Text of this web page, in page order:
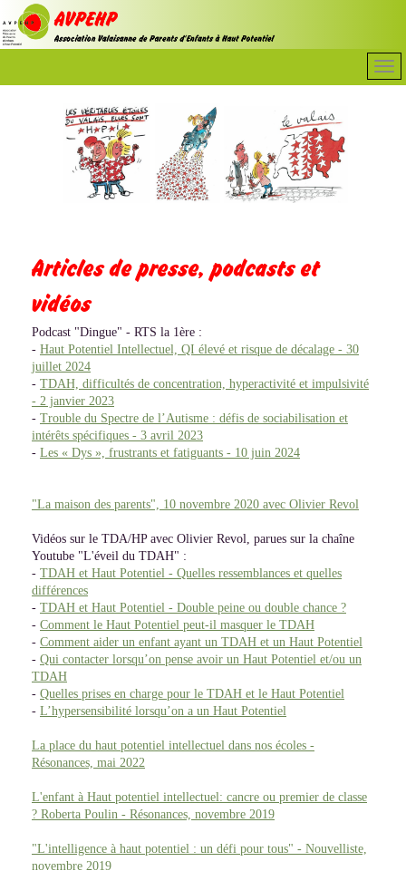
Articles de presse, podcasts et
vidéos
Podcast "Dingue" - RTS la 1ère :
- Haut Potentiel Intellectuel, QI élevé et risque de décalage - 30
juillet 2024
- TDAH, difficultés de concentration, hyperactivité et impulsivité
- 2 janvier 2023
- Trouble du Spectre de l’Autisme : défis de sociabilisation et
intérêts spécifiques - 3 avril 2023
- Les « Dys », frustrants et fatiguants - 10 juin 2024
"La maison des parents", 10 novembre 2020 avec Olivier Revol
Vidéos sur le TDA/HP avec Olivier Revol, parues sur la chaîne
Youtube "L'éveil du TDAH" :
- TDAH et Haut Potentiel - Quelles ressemblances et quelles
différences
- TDAH et Haut Potentiel - Double peine ou double chance ?
- Comment le Haut Potentiel peut-il masquer le TDAH
- Comment aider un enfant ayant un TDAH et un Haut Potentiel
- Qui contacter lorsqu’on pense avoir un Haut Potentiel et/ou un
TDAH
- Quelles prises en charge pour le TDAH et le Haut Potentiel
- L’hypersensibilité lorsqu’on a un Haut Potentiel
La place du haut potentiel intellectuel dans nos écoles -
Résonances, mai 2022
L'enfant à Haut potentiel intellectuel: cancre ou premier de classe
? Roberta Poulin - Résonances, novembre 2019
"L'intelligence à haut potentiel : un défi pour tous" - Nouvelliste,
novembre 2019